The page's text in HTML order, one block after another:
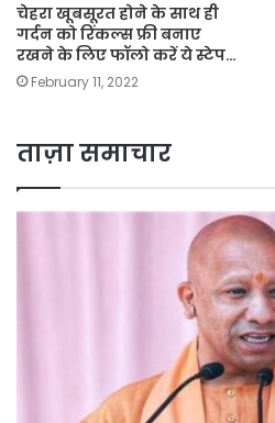
चेहरा खूबसूरत होने के साथ ही
गर्दन को रिंकल्स फ्री बनाए
रखने के लिए फॉलो करें ये स्टेप…
February 11, 2022
ताज़ा समाचार